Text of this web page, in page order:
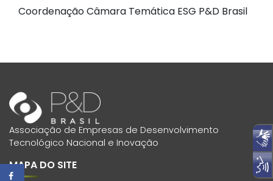
Coordenação Câmara Temática ESG P&D Brasil
Associação de Empresas de Desenvolvimento
Tecnológico Nacional e Inovação
MAPA DO SITE